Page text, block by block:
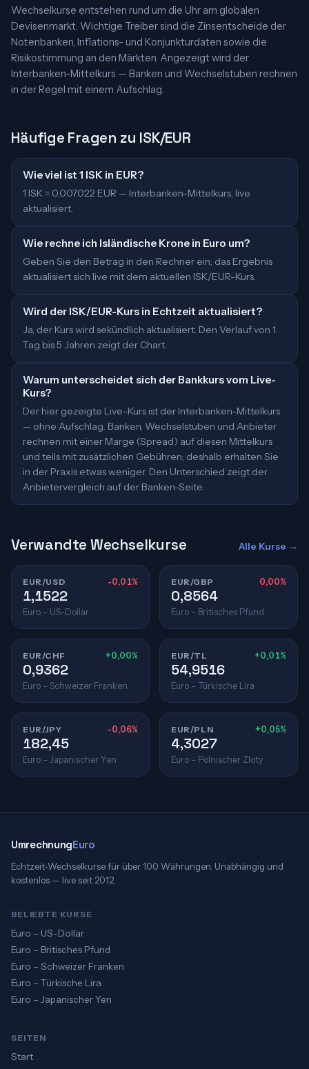
Wechselkurse entstehen rund um die Uhr am globalen
Devisenmarkt. Wichtige Treiber sind die Zinsentscheide der
Notenbanken, Inflations- und Konjunkturdaten sowie die
Risikostimmung an den Märkten. Angezeigt wird der
Interbanken-Mittelkurs — Banken und Wechselstuben rechnen
in der Regel mit einem Aufschlag.
Häufige Fragen zu ISK/EUR
Wie viel ist 1 ISK in EUR?
1 ISK = 0,007022 EUR — Interbanken-Mittelkurs, live
aktualisiert.
Wie rechne ich Isländische Krone in Euro um?
Geben Sie den Betrag in den Rechner ein; das Ergebnis
aktualisiert sich live mit dem aktuellen ISK/EUR-Kurs.
Wird der ISK/EUR-Kurs in Echtzeit aktualisiert?
Ja, der Kurs wird sekündlich aktualisiert. Den Verlauf von 1
Tag bis 5 Jahren zeigt der Chart.
Warum unterscheidet sich der Bankkurs vom Live-
Kurs?
Der hier gezeigte Live-Kurs ist der Interbanken-Mittelkurs
— ohne Aufschlag. Banken, Wechselstuben und Anbieter
rechnen mit einer Marge (Spread) auf diesen Mittelkurs
und teils mit zusätzlichen Gebühren; deshalb erhalten Sie
in der Praxis etwas weniger. Den Unterschied zeigt der
Anbietervergleich auf der Banken-Seite.
Verwandte Wechselkurse Alle Kurse →
EUR/USD -0,01%
1,1522
Euro – US-Dollar
EUR/GBP 0,00%
0,8564
Euro – Britisches Pfund
EUR/CHF +0,00%
0,9362
Euro – Schweizer Franken
EUR/TL +0,01%
54,9516
Euro – Türkische Lira
EUR/JPY -0,06%
182,45
Euro – Japanischer Yen
EUR/PLN +0,05%
4,3027
Euro – Polnischer Zloty
UmrechnungEuro
Echtzeit-Wechselkurse für über 100 Währungen. Unabhängig und
kostenlos — live seit 2012.
BELIEBTE KURSE
Euro – US-Dollar
Euro – Britisches Pfund
Euro – Schweizer Franken
Euro – Türkische Lira
Euro – Japanischer Yen
SEITEN
Start